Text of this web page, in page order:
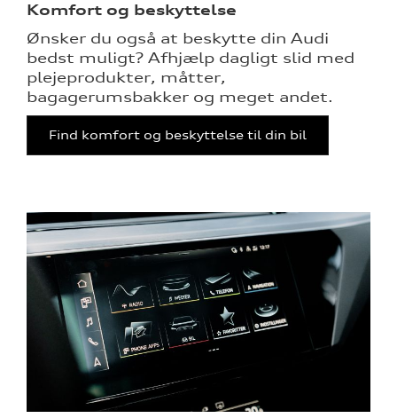
Komfort og beskyttelse
Ønsker du også at beskytte din Audi
bedst muligt? Afhjælp dagligt slid med
plejeprodukter, måtter,
bagagerumsbakker og meget andet.
Find komfort og beskyttelse til din bil